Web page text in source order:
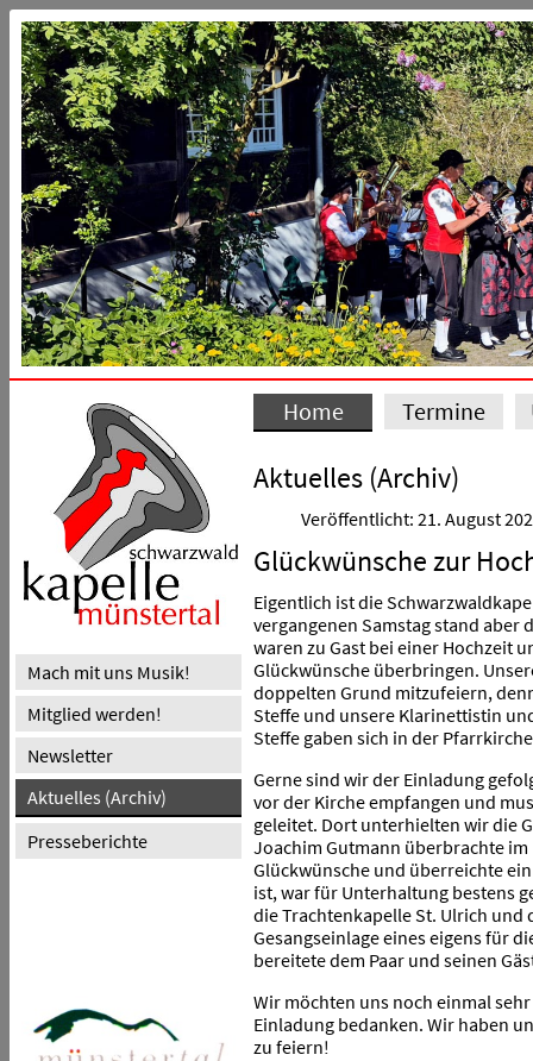
Mach mit uns Musik!
Mitglied werden!
Newsletter
Aktuelles (Archiv)
Presseberichte
Home Termine
Aktuelles (Archiv)
Veröffentlicht: 21. August
Glückwünsche zur
Eigentlich ist die
vergangenen Samstag stand aber
waren zu Gast bei einer Hochzeit
Glückwünsche überbringen.
doppelten Grund mitzufeiern,
Steffe und unsere Klarinettistin
Steffe gaben sich in der
Gerne sind wir der Einladung
vor der Kirche empfangen und
geleitet. Dort unterhielten wir die
Joachim Gutmann überbrachte
Glückwünsche und überreichte
ist, war für Unterhaltung bestens
die Trachtenkapelle St. Ulrich
Gesangseinlage eines eigens für
bereitete dem Paar und seinen
Wir möchten uns noch einmal
Einladung bedanken. Wir haben
zu feiern!